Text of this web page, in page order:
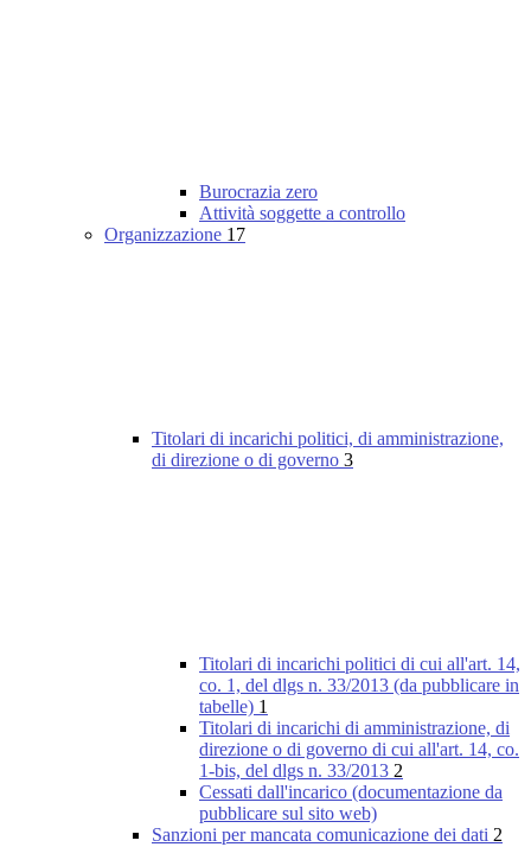
Burocrazia zero
Attività soggette a controllo
Organizzazione 17
Titolari di incarichi politici, di amministrazione,
di direzione o di governo 3
Titolari di incarichi politici di cui all'art. 14,
co. 1, del dlgs n. 33/2013 (da pubblicare in
tabelle) 1
Titolari di incarichi di amministrazione, di
direzione o di governo di cui all'art. 14, co.
1-bis, del dlgs n. 33/2013 2
Cessati dall'incarico (documentazione da
pubblicare sul sito web)
Sanzioni per mancata comunicazione dei dati 2